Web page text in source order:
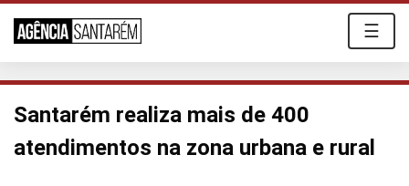
☰
Santarém realiza mais de 400
atendimentos na zona urbana e rural